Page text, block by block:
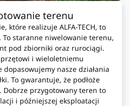
terenu
które realizuje ALFA-TECH, to
To staranne niwelowanie terenu,
pod zbiorniki oraz rurociągi.
i wieloletniemu
nasze działania
To gwarantuje, że podłoże
przygotowany teren to
i późniejszej eksploatacji